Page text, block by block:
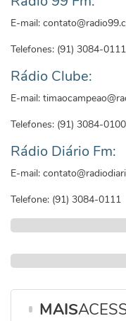
E-mail:
Telefones: (91) 3084-
Rádio Clube:
E-mail:
Telefones: (91) 3084-
Rádio Diário Fm:
E-mail:
Telefone: (91) 3084-0111
MAIS